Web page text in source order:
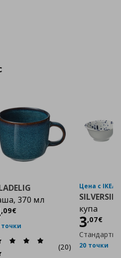
370 мл
,09€
точки
(20)
Цена с IKEA
купа
3,07€
Цена
20 точки